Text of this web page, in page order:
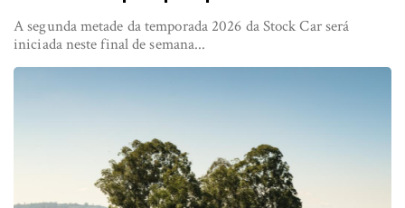
A segunda metade da temporada 2026 da Stock Car será
iniciada neste final de semana...